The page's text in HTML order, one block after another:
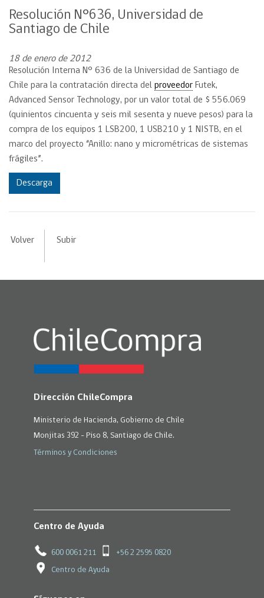
Resolución N°636, Universidad de
Santiago de Chile
18 de enero de 2012
Resolución Interna N° 636 de la Universidad de Santiago de
Chile para la contratación directa del proveedor Futek,
Advanced Sensor Technology, por un valor total de $ 556.069
(quinientos cincuenta y seis mil sesenta y nueve pesos) para la
compra de los equipos 1 LSB200, 1 USB210 y 1 NISTB, en el
marco del proyecto “Anillo: nano y micrométricas de sistemas
frágiles”.
Descarga
Volver Subir
Dirección ChileCompra
Ministerio de Hacienda, Gobierno de Chile
Monjitas 392 - Piso 8, Santiago de Chile.
Términos y Condiciones
Centro de Ayuda
600 0061 211 +56 2 2595 0820
Centro de Ayuda